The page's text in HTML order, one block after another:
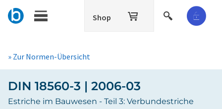
Shop
» Zur Normen-Übersicht
DIN 18560-3 | 2006-03
Estriche im Bauwesen - Teil 3: Verbundestriche